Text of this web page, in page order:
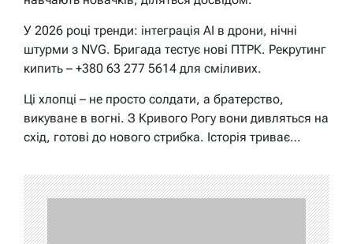
У 2026 році тренди: інтеграція AI в дрони, нічні
штурми з NVG. Бригада тестує нові ПТРК. Рекрутинг
кипить – +380 63 277 5614 для сміливих.
Ці хлопці – не просто солдати, а братерство,
викуване в вогні. З Кривого Рогу вони дивляться на
схід, готові до нового стрибка. Історія триває…